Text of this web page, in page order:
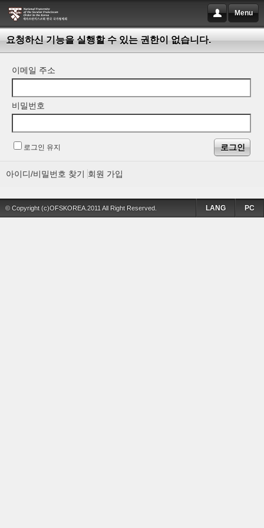
Menu
요청하신 기능을 실행할 수 있는 권한이 없습니다.
이메일 주소
비밀번호
로그인 유지
아이디/비밀번호 찾기 회원 가입
© Copyright (c)OFSKOREA.2011 All Right Reserved. PC
LANG